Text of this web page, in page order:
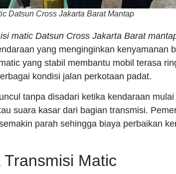
Datsun Cross Jakarta Barat Mantap
matic Datsun Cross Jakarta Barat
yang menginginkan kenyamanan
yang stabil membantu mobil terasa
kondisi jalan perkotaan padat.
tanpa disadari ketika kendaraan
suara kasar dari bagian transmisi.
parah sehingga biaya perbaikan
Matic